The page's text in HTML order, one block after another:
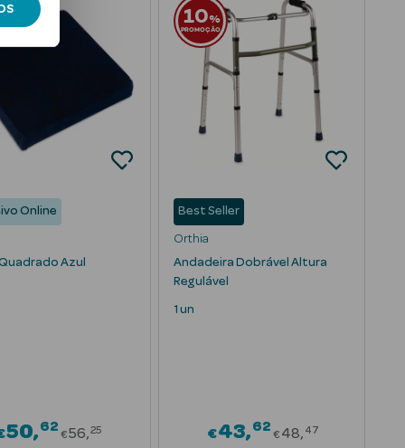
Online
Azul
50 62Price reduced from
€56 25
10%
PROMOÇÃO
Best Seller
Orthia
Andadeira Dobrável Altura
Regulável
1 un
€43 62Price
€ 48 47